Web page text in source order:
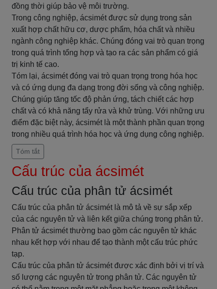
đồng thời giúp bảo vệ môi trường.
Trong công nghiệp, ácsimét được sử dụng trong sản
xuất hợp chất hữu cơ, dược phẩm, hóa chất và nhiều
ngành công nghiệp khác. Chúng đóng vai trò quan trọng
trong quá trình tổng hợp và tạo ra các sản phẩm có giá
trị kinh tế cao.
Tóm lại, ácsimét đóng vai trò quan trọng trong hóa học
và có ứng dụng đa dạng trong đời sống và công nghiệp.
Chúng giúp tăng tốc độ phản ứng, tách chiết các hợp
chất và có khả năng tẩy rửa và khử trùng. Với những ưu
điểm đặc biệt này, ácsimét là một thành phần quan trọng
trong nhiều quá trình hóa học và ứng dụng công nghiệp.
Tóm tắt
Cấu trúc của ácsimét
Cấu trúc của phân tử ácsimét
Cấu trúc của phân tử ácsimét là mô tả về sự sắp xếp
của các nguyên tử và liên kết giữa chúng trong phân tử.
Phân tử ácsimét thường bao gồm các nguyên tử khác
nhau kết hợp với nhau để tạo thành một cấu trúc phức
tạp.
Cấu trúc của phân tử ácsimét được xác định bởi vị trí và
số lượng các nguyên tử trong phân tử. Các nguyên tử